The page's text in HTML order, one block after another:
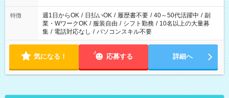
特徴 週1日からOK / 日払いOK / 履歴書不要 / 40～50代活躍中 / 副
業・WワークOK / 服装自由 / シフト勤務 / 10名以上の大量募
集 / 電話対応なし / パソコンスキル不要
気になる！ 応募する 詳細へ